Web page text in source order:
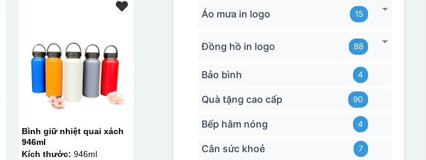
Bình giữ nhiệt quai xách
946ml
Kích thước: 946ml
Áo mưa in logo 15
Đồng hồ in logo 88
Bảo bình 4
Quà tặng cao cấp 90
Bếp hâm nóng 4
Cân sức khoẻ 7